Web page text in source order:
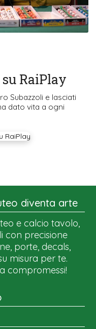
RaiPlay
Subazzoli e lasciati
dato vita a ogni
diventa arte
e calcio tavolo,
con precisione
porte, decals,
misura per te.
compromessi!